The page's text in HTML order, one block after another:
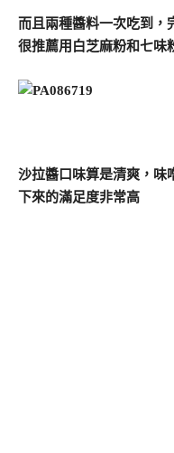
而且兩種醬料一次吃到，
很推薦用白芝麻粉和七味
沙拉醬口味算是清爽，味
下來的滿足度非常高